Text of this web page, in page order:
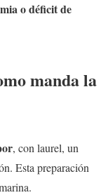
o déficit de
manda la
, con laurel, un
Esta preparación